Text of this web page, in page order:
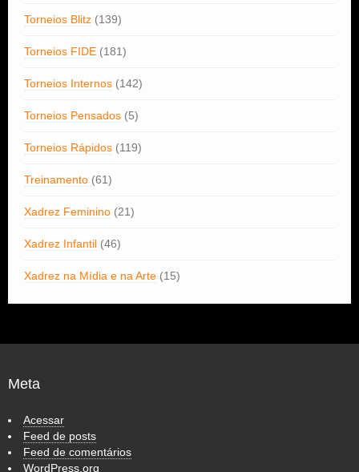
Torneios Blitz (139)
Torneios FIDE (181)
Torneios Internos (142)
Torneios Pensados (5)
Torneios Rápidos (119)
Treinamento (61)
Xadrez Feminino (21)
Xadrez Infantil (46)
Xadrez na Mídia e na Arte (15)
Meta
Acessar
Feed de posts
Feed de comentários
WordPress.org